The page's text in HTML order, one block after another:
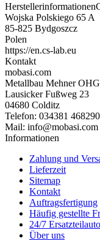
Herstellerinformationen
Wojska Polskiego 65 A
85-825 Bydgoszcz
Polen
https://en.cs-lab.eu
Kontakt
mobasi.com
Metallbau Mehner OHG
Lausicker Fußweg 23
04680 Colditz
Telefon: 034381 468290
Mail: info@mobasi.com
Informationen
Zahlung und
Lieferzeit
Sitemap
Kontakt
Auftragsfertigung
Häufig gestellte
24/7
Über uns